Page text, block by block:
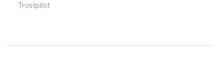
Trustpilot